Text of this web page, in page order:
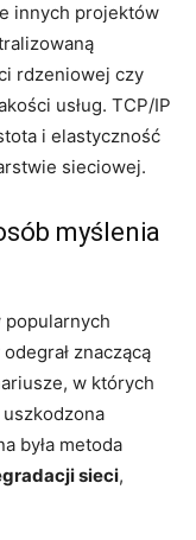
innych projektów
rdzeniowej czy
usług. TCP/IP
i elastyczność
sieciowej.
myślenia
popularnych
znaczącą
w których
była metoda
sieci,